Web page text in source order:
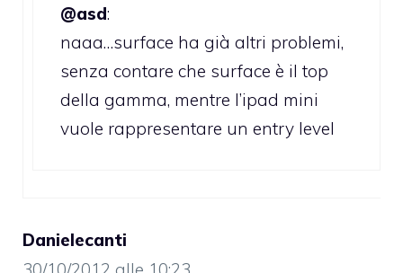
@asd:
naaa…surface ha già altri problemi,
senza contare che surface è il top
della gamma, mentre l’ipad mini
vuole rappresentare un entry level
Danielecanti